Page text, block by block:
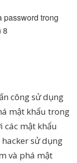
công sử dụng
mật khẩu trong
các mật khẩu
sử dụng
và phá mật